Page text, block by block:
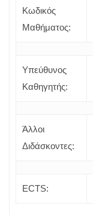
Κωδικός
Μαθήματος:
Υπεύθυνος
Καθηγητής:
Άλλοι
Διδάσκοντες:
ECTS: